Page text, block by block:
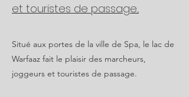
et touristes de passage...
Situé aux portes de la ville de Spa, le lac de
Warfaaz fait le plaisir des marcheurs,
joggeurs et touristes de passage.